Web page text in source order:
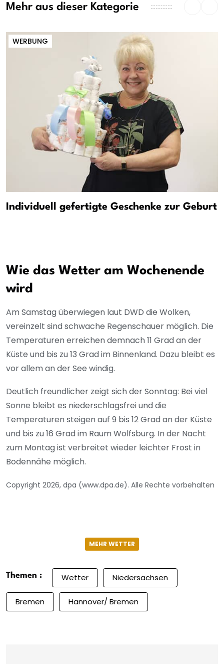
Mehr aus dieser Kategorie
WERBUNG
Individuell gefertigte Geschenke zur Geburt
Wie das Wetter am Wochenende
wird
Am Samstag überwiegen laut DWD die Wolken,
vereinzelt sind schwache Regenschauer möglich. Die
Temperaturen erreichen demnach 11 Grad an der
Küste und bis zu 13 Grad im Binnenland. Dazu bleibt es
vor allem an der See windig.
Deutlich freundlicher zeigt sich der Sonntag: Bei viel
Sonne bleibt es niederschlagsfrei und die
Temperaturen steigen auf 9 bis 12 Grad an der Küste
und bis zu 16 Grad im Raum Wolfsburg. In der Nacht
zum Montag ist verbreitet wieder leichter Frost in
Bodennähe möglich.
Copyright 2026, dpa (www.dpa.de). Alle Rechte vorbehalten
MEHR WETTER
Themen : Wetter Niedersachsen
Bremen Hannover/ Bremen